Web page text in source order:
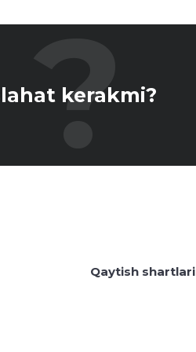
kerakmi?
Qaytish shartlari